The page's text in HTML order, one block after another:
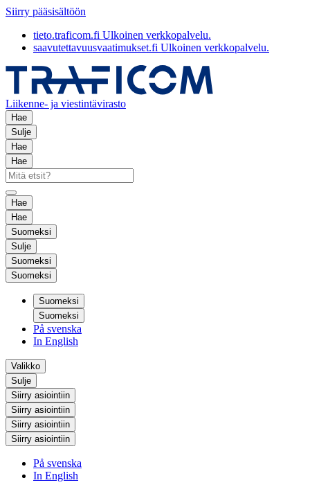
Siirry pääsisältöön
tieto.traficom.fi Ulkoinen verkkopalvelu.
saavutettavuusvaatimukset.fi Ulkoinen verkkopalvelu.
Liikenne- ja viestintävirasto
Hae
Sulje
Hae
Hae
Hae
Hae
Suomeksi
Sulje
Suomeksi
Suomeksi
Suomeksi
Suomeksi
På svenska
In English
Valikko
Sulje
Siirry asiointiin
Siirry asiointiin
Siirry asiointiin
Siirry asiointiin
På svenska
In English